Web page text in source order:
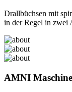
Drallbüchsen mit
in der Regel in zwei
AMNI